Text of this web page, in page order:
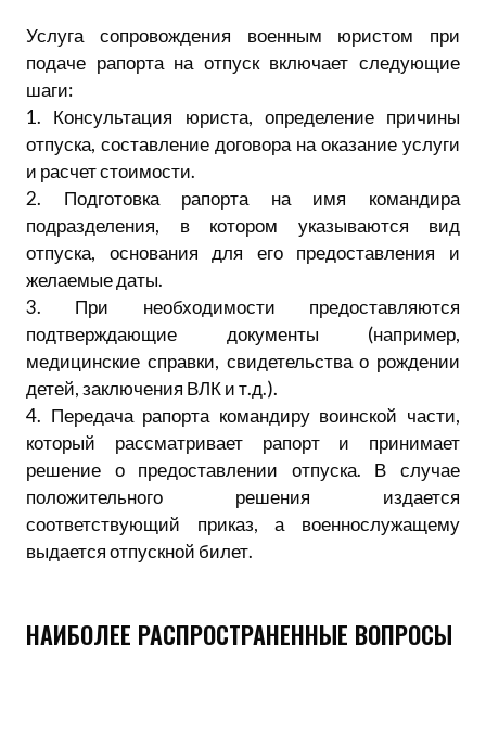
Услуга сопровождения военным юристом при
подаче рапорта на отпуск включает следующие
шаги:
1. Консультация юриста, определение причины
отпуска, составление договора на оказание услуги
и расчет стоимости.
2. Подготовка рапорта на имя командира
подразделения, в котором указываются вид
отпуска, основания для его предоставления и
желаемые даты.
3. При необходимости предоставляются
подтверждающие документы (например,
медицинские справки, свидетельства о рождении
детей, заключения ВЛК и т.д.).
4. Передача рапорта командиру воинской части,
который рассматривает рапорт и принимает
решение о предоставлении отпуска. В случае
положительного решения издается
соответствующий приказ, а военнослужащему
выдается отпускной билет.
НАИБОЛЕЕ РАСПРОСТРАНЕННЫЕ ВОПРОСЫ